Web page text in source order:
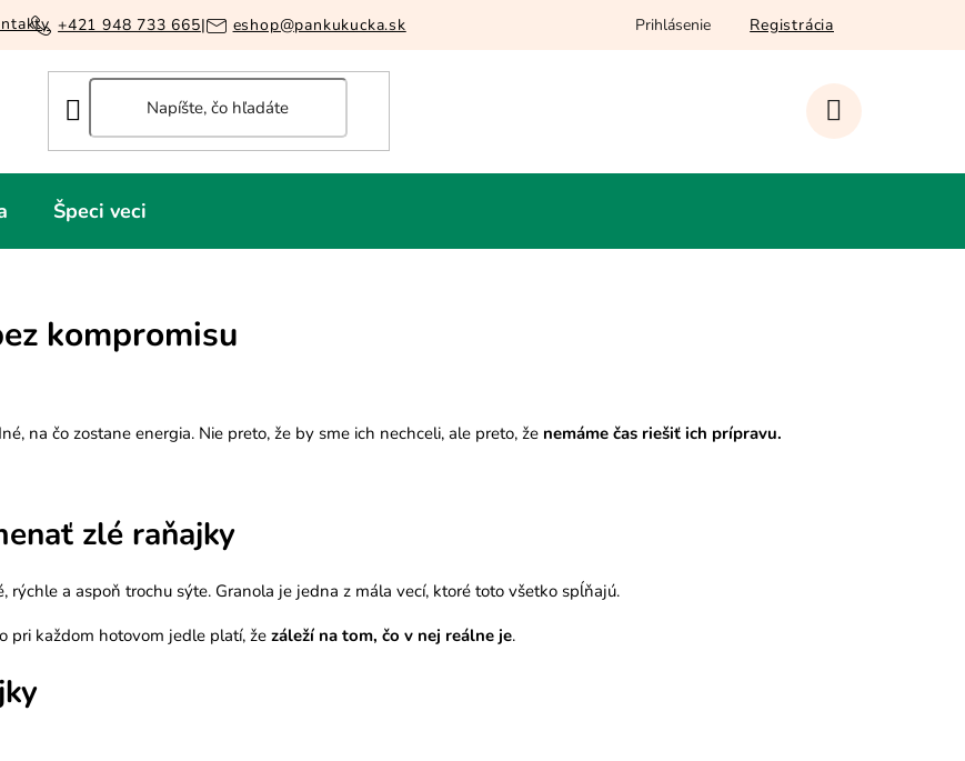
Prihlásenie Registrácia
+421 948 733 665| eshop@pankukucka.sk
NÁKUPNÝ
Špeci veci
kompromisu
na čo zostane energia. Nie preto, že by sme ich nechceli, ale preto, že nemáme čas riešiť ich prípravu.
zlé raňajky
rýchle a aspoň trochu sýte. Granola je jedna z mála vecí, ktoré toto všetko spĺňajú.
pri každom hotovom jedle platí, že záleží na tom, čo v nej reálne je.